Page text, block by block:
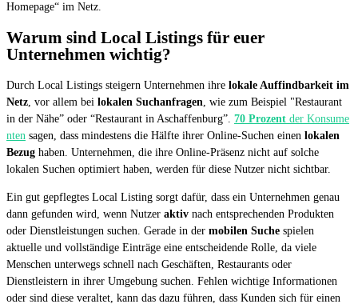
Homepage“ im Netz.
Warum sind Local Listings für euer
Unternehmen wichtig?
Durch Local Listings steigern Unternehmen ihre lokale Auffindbarkeit im
Netz, vor allem bei lokalen Suchanfragen, wie zum Beispiel "Restaurant
in der Nähe” oder “Restaurant in Aschaffenburg”. 70 Prozent der Konsume
nten sagen, dass mindestens die Hälfte ihrer Online-Suchen einen lokalen
Bezug haben. Unternehmen, die ihre Online-Präsenz nicht auf solche
lokalen Suchen optimiert haben, werden für diese Nutzer nicht sichtbar.
Ein gut gepflegtes Local Listing sorgt dafür, dass ein Unternehmen genau
dann gefunden wird, wenn Nutzer aktiv nach entsprechenden Produkten
oder Dienstleistungen suchen. Gerade in der mobilen Suche spielen
aktuelle und vollständige Einträge eine entscheidende Rolle, da viele
Menschen unterwegs schnell nach Geschäften, Restaurants oder
Dienstleistern in ihrer Umgebung suchen. Fehlen wichtige Informationen
oder sind diese veraltet, kann das dazu führen, dass Kunden sich für einen